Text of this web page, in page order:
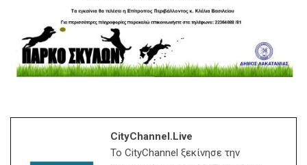
CityChannel.live
Το CityChannel ξεκίνησε την